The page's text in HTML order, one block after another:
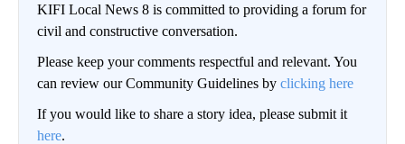
KIFI Local News 8 is committed to providing a forum for
civil and constructive conversation.
Please keep your comments respectful and relevant. You
can review our Community Guidelines by clicking here
If you would like to share a story idea, please submit it
here.